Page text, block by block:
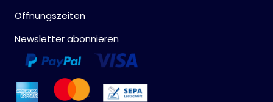
Öffnungszeiten
Newsletter abonnieren